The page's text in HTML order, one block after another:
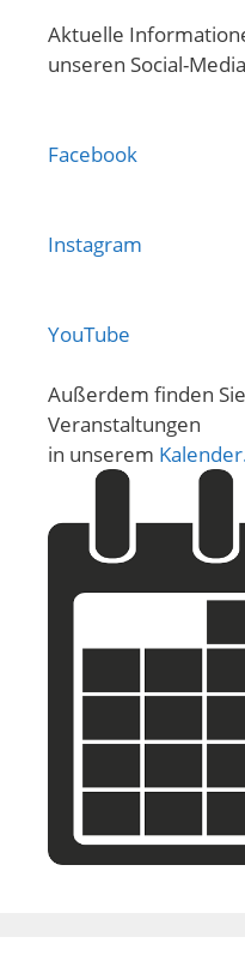
Aktuelle
unseren Social-
Facebook
Instagram
YouTube
Außerdem finden
Veranstaltungen
in unserem